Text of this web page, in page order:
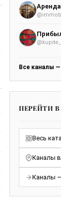
Все каналы
ПЕРЕЙТИ В
Весь
Каналы
Каналы